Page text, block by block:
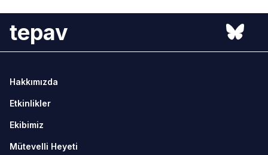
tepav
Hakkımızda
Etkinlikler
Ekibimiz
Mütevelli Heyeti